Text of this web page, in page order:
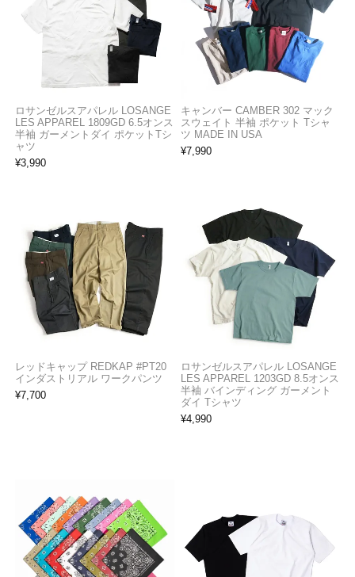
ロサンゼルスアパレル LOSANGE
LES APPAREL 1809GD 6.5オンス
半袖 ガーメントダイ ポケットTシ
ャツ
¥3,990
キャンバー CAMBER 302 マック
スウェイト 半袖 ポケット Tシャ
ツ MADE IN USA
¥7,990
レッドキャップ REDKAP #PT20
インダストリアル ワークパンツ
¥7,700
ロサンゼルスアパレル LOSANGE
LES APPAREL 1203GD 8.5オンス
半袖 バインディング ガーメント
ダイ Tシャツ
¥4,990